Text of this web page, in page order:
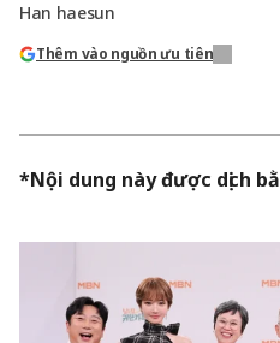
Han haesun
Thêm vào nguồn ưu tiên
*Nội dung này được dịch